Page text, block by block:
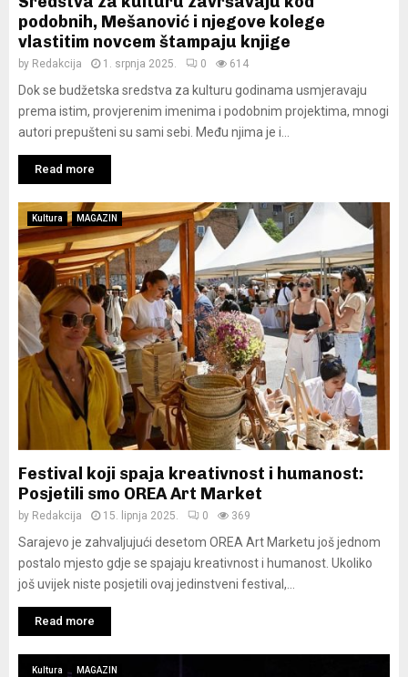
podobnih, Mešanović i njegove kolege
vlastitim novcem štampaju knjige
by Redakcija 1. srpnja 2025. 0 614
Dok se budžetska sredstva za kulturu godinama usmjeravaju
prema istim, provjerenim imenima i podobnim projektima, mnogi
autori prepušteni su sami sebi. Među njima je i...
Read more
Kultura MAGAZIN
Festival koji spaja kreativnost i humanost:
Posjetili smo OREA Art Market
by Redakcija 15. lipnja 2025. 0 369
Sarajevo je zahvaljujući desetom OREA Art Marketu još jednom
postalo mjesto gdje se spajaju kreativnost i humanost. Ukoliko
još uvijek niste posjetili ovaj jedinstveni festival,...
Read more
Kultura MAGAZIN